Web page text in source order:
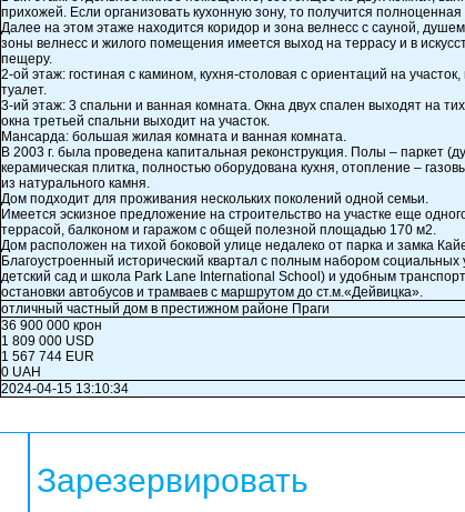
прихожей. Если организовать кухонную зону, то получится
Далее на этом этаже находится коридор и зона велнесс с сауной,
зоны велнесс и жилого помещения имеется выход на террасу и в
пещеру.
2-ой этаж: гостиная с камином, кухня-столовая с ориентаций на
туалет.
3-ий этаж: 3 спальни и ванная комната. Окна двух спален выходят на
окна третьей спальни выходит на участок.
Мансарда: большая жилая комната и ванная комната.
В 2003 г. была проведена капитальная реконструкция. Полы – паркет
керамическая плитка, полностью оборудована кухня, отопление –
из натурального камня.
Дом подходит для проживания нескольких поколений одной семьи.
Имеется эскизное предложение на строительство на участке еще
террасой, балконом и гаражом с общей полезной площадью 170 м2.
Дом расположен на тихой боковой улице недалеко от парка и замка
Благоустроенный исторический квартал с полным набором социальных
детский сад и школа Park Lane International School) и удобным
остановки автобусов и трамваев с маршрутом до ст.м.«Дейвицка».
отличный частный дом в престижном районе Праги
36 900 000 крон
1 809 000 USD
1 567 744 EUR
0 UAH
2024-04-15 13:10:34
Зарезервировать